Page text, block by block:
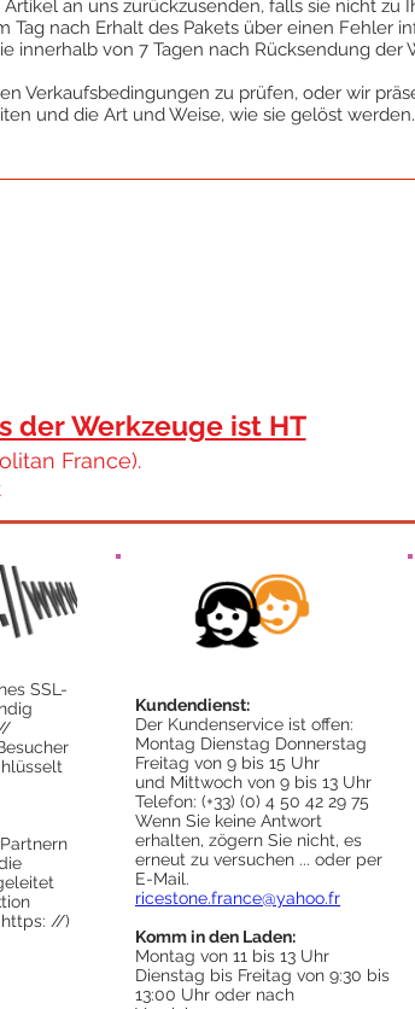
an uns zurückzusenden, falls sie nicht zu
Tag nach Erhalt des Pakets über einen Fehler
innerhalb von 7 Tagen nach Rücksendung der
Verkaufsbedingungen zu prüfen, oder wir
und die Art und Weise, wie sie gelöst werden.
der Werkzeuge ist HT
France).
SSL-
//)
Kundendienst:
Der Kundenservice ist offen:
Montag Dienstag Donnerstag
Freitag von 9 bis 15 Uhr
und Mittwoch von 9 bis 13 Uhr
Telefon: (+33) (0) 4 50 42 29 75
Wenn Sie keine Antwort
erhalten, zögern Sie nicht, es
erneut zu versuchen ... oder per
E-Mail.
ricestone.france@yahoo.fr
Komm in den Laden:
Montag von 11 bis 13 Uhr
Dienstag bis Freitag von 9:30 bis
13:00 Uhr oder nach